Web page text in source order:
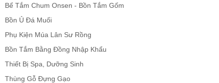
Bể Tắm Chum Onsen - Bồn Tắm Gốm
Bồn Ủ Đá Muối
Phụ Kiện Múa Lân Sư Rồng
Bồn Tắm Bằng Đồng Nhập Khẩu
Thiết Bị Spa, Dưỡng Sinh
Thùng Gỗ Đựng Gạo